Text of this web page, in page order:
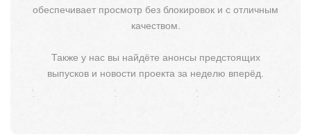
обеспечивает просмотр без блокировок и с отличным
качеством.
Также у нас вы найдёте анонсы предстоящих
выпусков и новости проекта за неделю вперёд.